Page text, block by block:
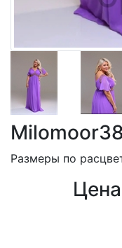
Размеры по